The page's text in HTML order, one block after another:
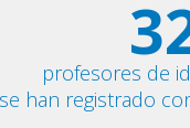
profesores de
se han registrado